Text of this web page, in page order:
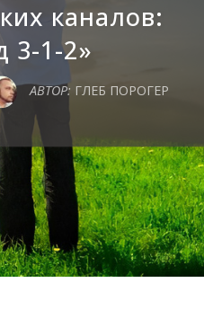
каналов:
3-1-2»
АВТОР: ГЛЕБ ПОРОГЕР